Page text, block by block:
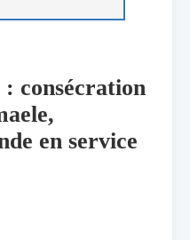
consécration
en service